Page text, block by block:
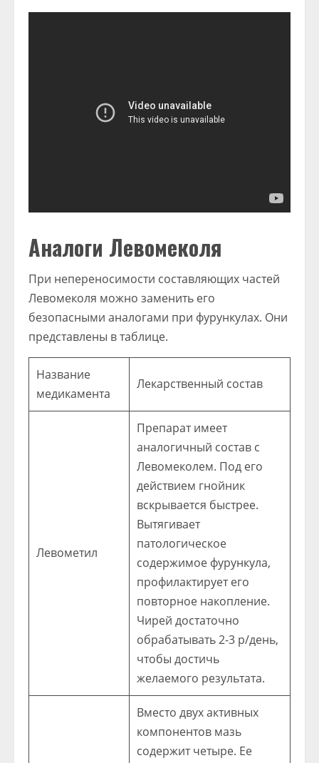
Аналоги Левомеколя
При непереносимости составляющих частей
Левомеколя можно заменить его
безопасными аналогами при фурункулах. Они
представлены в таблице.
Название
медикамента
Лекарственный состав
Левометил
Препарат имеет
аналогичный состав с
Левомеколем. Под его
действием гнойник
вскрывается быстрее.
Вытягивает
патологическое
содержимое фурункула,
профилактирует его
повторное накопление.
Чирей достаточно
обрабатывать 2-3 р/день,
чтобы достичь
желаемого результата.
Вместо двух активных
компонентов мазь
содержит четыре. Ее